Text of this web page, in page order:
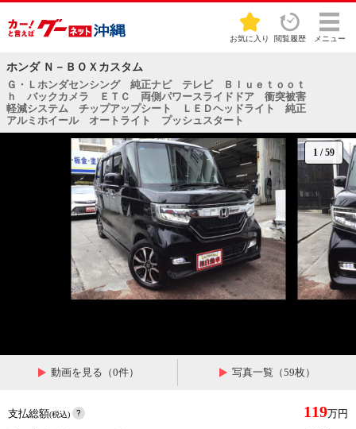
お気に入り 閲覧履歴 メニュー
ホンダ Ｎ－ＢＯＸカスタム
Ｇ・Ｌホンダセンシング 純正ナビ テレビ Ｂｌｕｅｔｏｏｔ
ｈ バックカメラ ＥＴＣ 両側パワースライドドア 衝突被害
軽減システム チップアップシート ＬＥＤヘッドライト 純正
アルミホイール オートライト プッシュスタート
1 /59
動画を見る（0件） 写真一覧（59枚）
支払総額(税込) 119万円